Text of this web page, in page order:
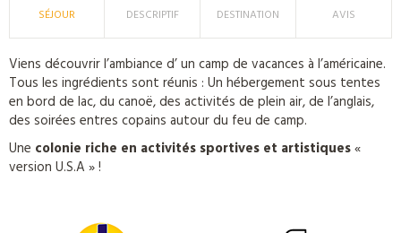
SÉJOUR DESCRIPTIF DESTINATION AVIS
Viens découvrir l’ambiance d’ un camp de vacances à l’américaine.
Tous les ingrédients sont réunis : Un hébergement sous tentes
en bord de lac, du canoë, des activités de plein air, de l’anglais,
des soirées entres copains autour du feu de camp.
Une colonie riche en activités sportives et artistiques«
version U.S.A » !